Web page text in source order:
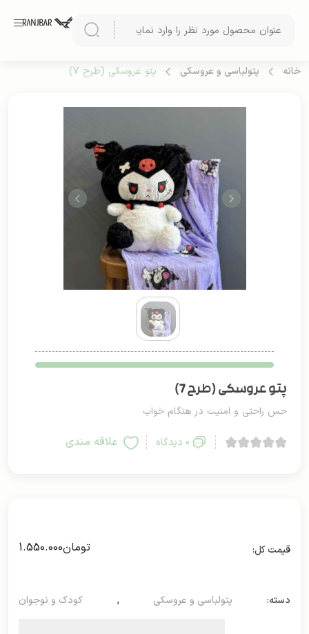
خانه پتولباسی و عروسکی پتو عروسکی (طرح 7)
پتو عروسکی (طرح 7)
حس راحتی و امنیت در هنگام خواب
0 دیدگاه علاقه مندی
تومان1.550.000
دسته: پتولباسی و عروسکی , کودک و نوجوان